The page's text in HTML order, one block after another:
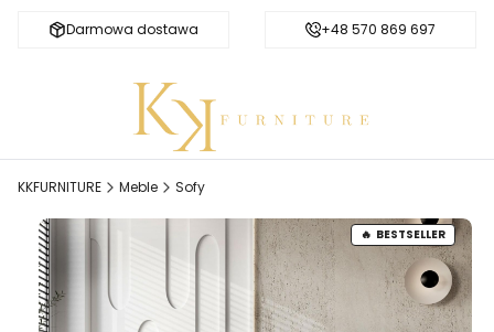
Darmowa dostawa Bezpieczne zakupy
+48 570 869 697
KKFURNITURE Meble Sofy
BESTSELLER